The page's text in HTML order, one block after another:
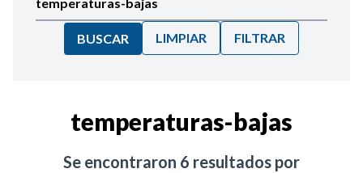
BUSCAR LIMPIAR FILTRAR
temperaturas-bajas
Se encontraron 6 resultados por